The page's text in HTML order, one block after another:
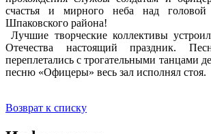
счастья и мирного неба над
Шпаковского района!
Лучшие творческие коллективы
Отечества настоящий праздник.
переплетались с трогательными танцами
песню «Офицеры» весь зал исполнял стоя.
Возврат к списку